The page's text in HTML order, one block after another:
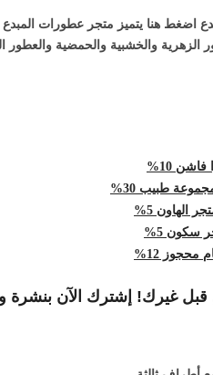
هنا يتميز متجر عطورات المبدع
الزهرية والخشبية والحمضية
10%
طبيب 30%
الهاون 5%
5%
12%
غيرك! إشترك الآن بنشرة